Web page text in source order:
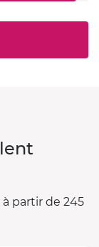
partir de 245